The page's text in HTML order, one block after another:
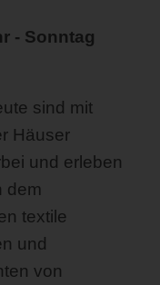
- Sonntag
sind mit
Häuser
und erleben
dem
textile
und
von